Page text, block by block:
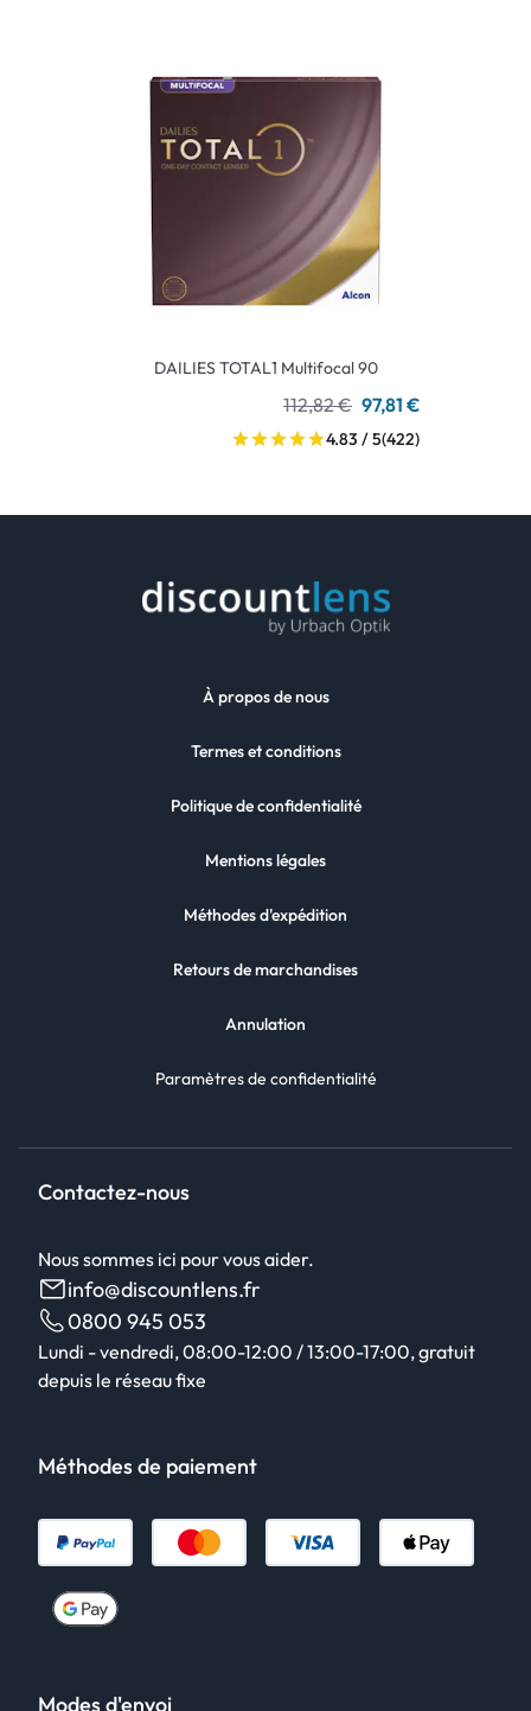
DAILIES TOTAL1 Multifocal 90
112,82 € 97,81 €
4.83 / 5(422)
À propos de nous
Termes et conditions
Politique de confidentialité
Mentions légales
Méthodes d'expédition
Retours de marchandises
Annulation
Paramètres de confidentialité
Contactez-nous
Nous sommes ici pour vous aider.
info@discountlens.fr
0800 945 053
Lundi - vendredi, 08:00-12:00 / 13:00-17:00, gratuit
depuis le réseau fixe
Méthodes de paiement
Modes d'envoi